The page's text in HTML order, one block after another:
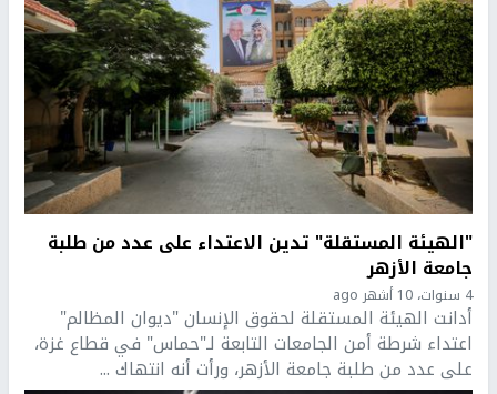
"الهيئة المستقلة" تدين الاعتداء على عدد من طلبة
جامعة الأزهر
4 سنوات، 10 أشهر ago
أدانت الهيئة المستقلة لحقوق الإنسان "ديوان المظالم"
اعتداء شرطة أمن الجامعات التابعة لـ"حماس" في قطاع غزة،
على عدد من طلبة جامعة الأزهر، ورأت أنه انتهاك ...